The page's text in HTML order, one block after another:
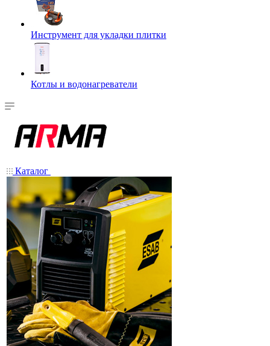
Инструмент для укладки плитки
Котлы и водонагреватели
Каталог